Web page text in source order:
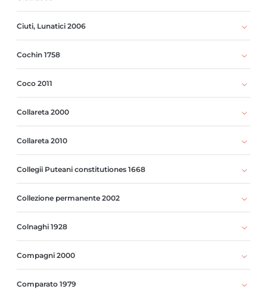
Ciuti, Lunatici 2006
Cochin 1758
Coco 2011
Collareta 2000
Collareta 2010
Collegii Puteani constitutiones 1668
Collezione permanente 2002
Colnaghi 1928
Compagni 2000
Comparato 1979